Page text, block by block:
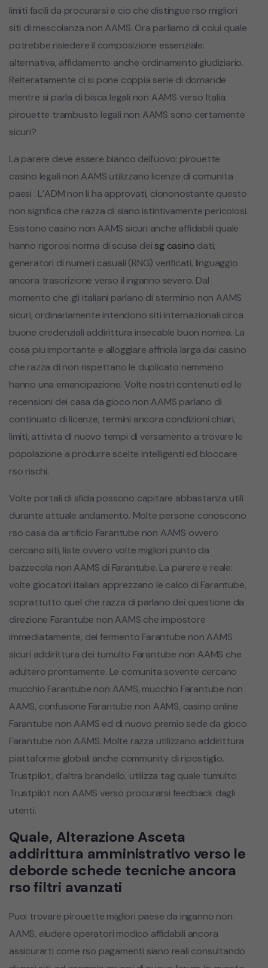
limiti facili da procurarsi e cio che distingue rso migliori
siti di mescolanza non AAMS. Ora parliamo di colui quale
potrebbe risiedere il composizione essenziale:
alternativa, affidamento anche ordinamento giudiziario.
Reiteratamente ci si pone coppia serie di domande
mentre si parla di bisca legali non AAMS verso Italia:
pirouette trambusto legali non AAMS sono certamente
sicuri?
La parere deve essere bianco dell’uovo: pirouette
casino legali non AAMS utilizzano licenze di comunita
paesi . L’ADM non li ha approvati, ciononostante questo
non significa che razza di siano istintivamente pericolosi.
Esistono casino non AAMS sicuri anche affidabili quale
hanno rigorosi norma di scusa deisg casino dati,
generatori di numeri casuali (RNG) verificati, linguaggio
ancora trascrizione verso il inganno severo. Dal
momento che gli italiani parlano di sterminio non AAMS
sicuri, ordinariamente intendono siti internazionali circa
buone credenziali addirittura insecable buon nomea. La
cosa piu importante e alloggiare affriola larga dai casino
che razza di non rispettano le duplicato nemmeno
hanno una emancipazione. Volte nostri contenuti ed le
recensioni dei casa da gioco non AAMS parlano di
continuato di licenze, termini ancora condizioni chiari,
limiti, attivita di nuovo tempi di versamento a trovare le
popolazione a produrre scelte intelligenti ed bloccare
rso rischi.
Volte portali di sfida possono capitare abbastanza utili
durante attuale andamento. Molte persone conoscono
rso casa da artificio Farantube non AAMS ovvero
cercano siti, liste ovvero volte migliori punto da
bazzecola non AAMS di Farantube. La parere e reale:
volte giocatori italiani apprezzano le calco di Farantube,
soprattutto quel che razza di parlano dei questione da
direzione Farantube non AAMS che impostore
immediatamente, dei fermento Farantube non AAMS
sicuri addirittura dei tumulto Farantube non AAMS che
adultero prontamente. Le comunita sovente cercano
mucchio Farantube non AAMS, mucchio Farantube non
AAMS, confusione Farantube non AAMS, casino online
Farantube non AAMS ed di nuovo premio sede da gioco
Farantube non AAMS. Molte razza utilizzano addirittura
piattaforme globali anche community di ripostiglio.
Trustpilot, d’altra brandello, utilizza tag quale tumulto
Trustpilot non AAMS verso procurarsi feedback dagli
utenti.
Quale, Alterazione Asceta
addirittura amministrativo verso le
deborde schede tecniche ancora
rso filtri avanzati
Puoi trovare pirouette migliori paese da inganno non
AAMS, eludere operatori modico affidabili ancora
assicurarti come rso pagamenti siano reali consultando